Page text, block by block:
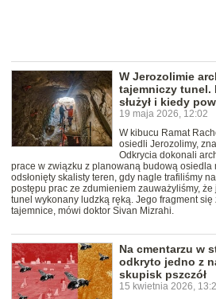
W Jerozolimie
tajemniczy tunel.
służył i kiedy
19 maja 2026, 12:02
W kibucu Ramat
osiedli Jerozolimy,
Odkrycia dokonali
prace w związku z planowaną budową osiedla
odsłonięty skalisty teren, gdy nagle trafiliśmy
postępu prac ze zdumieniem zauważyliśmy, że
tunel wykonany ludzką ręką. Jego fragment się
tajemnice, mówi doktor Sivan Mizrahi.
Na cmentarzu w
odkryto jedno z
skupisk pszczół
15 kwietnia 2026,